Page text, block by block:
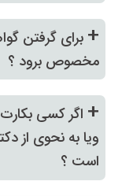
+ برای گرفتن
مخصوص برود ؟
+ اگر کسی
ویا به نحوی از
است ؟